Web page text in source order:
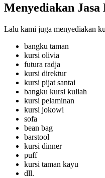
Menyediakan
Lalu kami juga menyediakan
bangku taman
kursi olivia
futura radja
kursi direktur
kursi pijat santai
bangku kursi kuliah
kursi pelaminan
kursi jokowi
sofa
bean bag
barstool
kursi dinner
puff
kursi taman kayu
dll.